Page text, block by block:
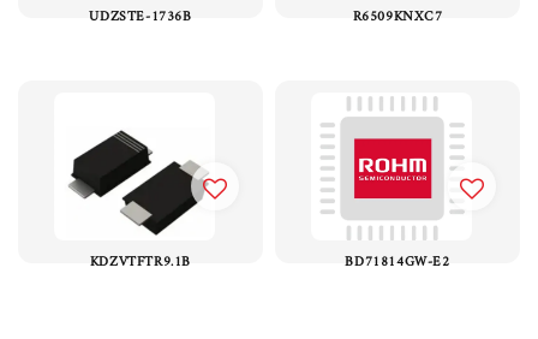
UDZSTE-1736B R6509KNXC7
KDZVTFTR9.1B BD71814GW-E2